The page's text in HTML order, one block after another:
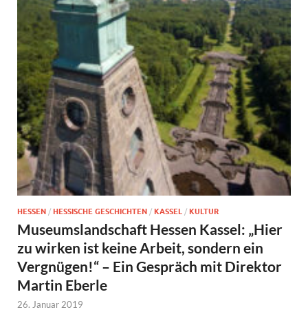
HESSEN / HESSISCHE GESCHICHTEN / KASSEL / KULTUR
Museumslandschaft Hessen Kassel: „Hier
zu wirken ist keine Arbeit, sondern ein
Vergnügen!“ – Ein Gespräch mit Direktor
Martin Eberle
26. Januar 2019